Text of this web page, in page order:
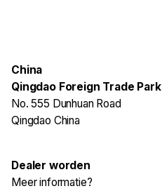
China
Qingdao Foreign Trade Park
No. 555 Dunhuan Road
Qingdao China
Dealer worden
Meer informatie?